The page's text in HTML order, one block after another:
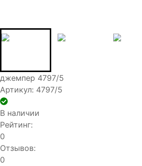
джемпер 4797/5
Артикул: 4797/5
В наличии
Рейтинг:
0
Отзывов:
0